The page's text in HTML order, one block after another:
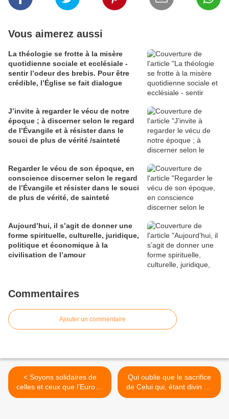
Vous aimerez aussi
La théologie se frotte à la misère
quotidienne sociale et ecclésiale -
sentir l’odeur des brebis. Pour être
crédible, l’Église se fait dialogue
J’invite à regarder le vécu de notre
époque ; à discerner selon le regard
de l’Évangile et à résister dans le
souci de plus de vérité /sainteté
Regarder le vécu de son époque, en
conscience discerner selon le regard
de l’Évangile et résister dans le souci
de plus de vérité, de sainteté
Aujourd’hui, il s’agit de donner une
forme spirituelle, culturelle, juridique,
politique et économique à la
civilisation de l’amour
Commentaires
Ajouter un commentaire
< Soyons solidaires de
celles et ceux que l’Europe
évacue
Qui oublie que le sacrifice
de Celui qui, étant divin ne
retint pas le rang qui